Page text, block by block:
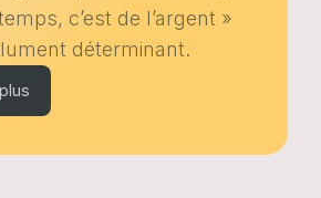
c’est de l’argent »
déterminant.